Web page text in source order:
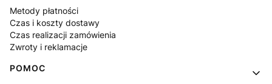
Metody płatności
Czas i koszty dostawy
Czas realizacji zamówienia
Zwroty i reklamacje
POMOC